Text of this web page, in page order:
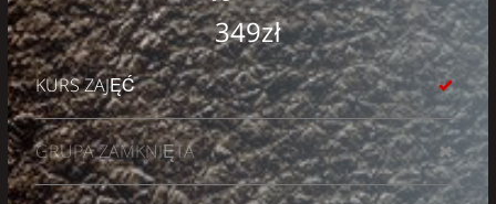
349zł
KURS ZAJĘĆ
GRUPA ZAMKNIĘTA